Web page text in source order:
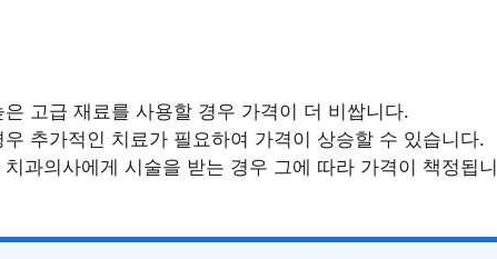
고급 재료를 사용할 경우 가격이 더 비쌉니다.
추가적인 치료가 필요하여 가격이 상승할 수 있습니다.
과의사에게 시술을 받는 경우 그에 따라 가격이 책정됩니